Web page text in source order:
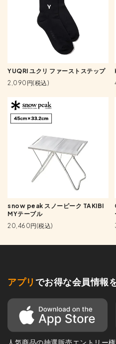
YUQRI ユクリ ファーストステップ
2,090円(税込)
snow peak スノーピーク TAKIBI
MYテーブル
20,460円(税込)
アプリ でお得な会員情報
人気商品の抽選販売エントリー